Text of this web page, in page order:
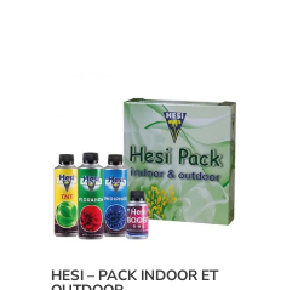
HESI – PACK INDOOR ET